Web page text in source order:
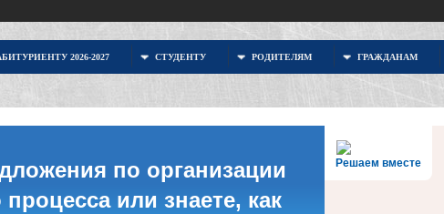
2026-2027 СТУДЕНТУ РОДИТЕЛЯМ ГРАЖДАНАМ
Решаем вместе
по организации
процесса или знаете, как